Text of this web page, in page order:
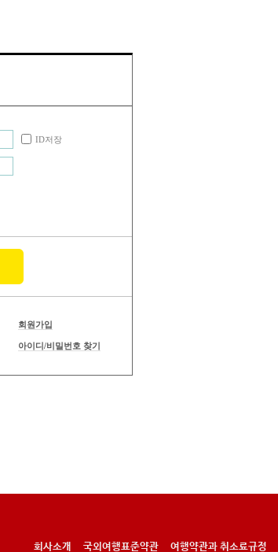
ID저장
회원가입
아이디/비밀번호 찾기
회사소개 국외여행표준약관 여행약관과 취소료규정